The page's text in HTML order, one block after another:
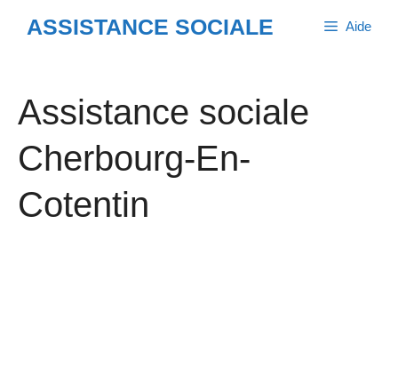
ASSISTANCE SOCIALE Aide
Assistance sociale
Cherbourg-En-
Cotentin